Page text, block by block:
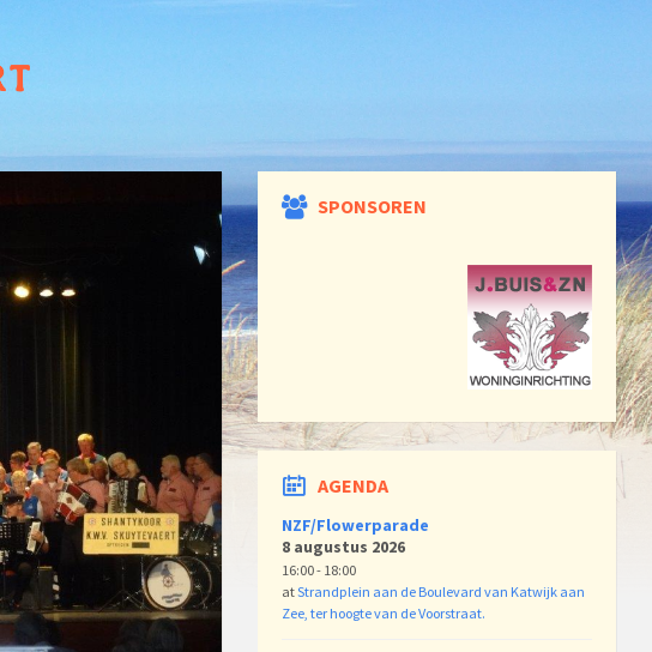
SPONSOREN
AGENDA
NZF/Flowerparade
8 augustus 2026
16:00 - 18:00
atStrandplein aan de Boulevard van Katwijk aan
Zee, ter hoogte van de Voorstraat.